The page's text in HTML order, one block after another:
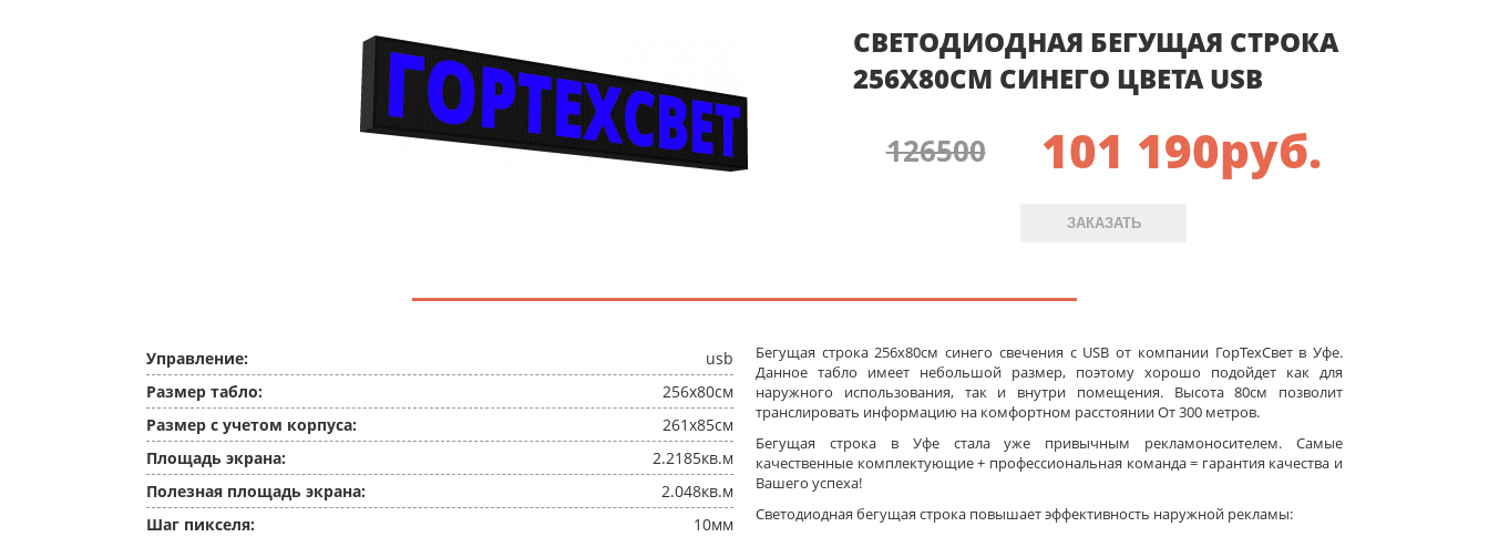
СВЕТОДИОДНАЯ БЕГУЩАЯ СТРОКА
256X80СМ СИНЕГО ЦВЕТА USB
126500 101 190руб.
ЗАКАЗАТЬ
Управление:
usb
Размер табло:
256x80см
Размер с учетом корпуса:
261x85см
Площадь экрана:
2.2185кв.м
Полезная площадь экрана:
2.048кв.м
Шаг пикселя:
10мм
Бегущая строка 256x80см синего свечения c USB от компании ГорТехСвет в Уфе.
Данное табло имеет небольшой размер, поэтому хорошо подойдет как для
наружного использования, так и внутри помещения. Высота 80см позволит
транслировать информацию на комфортном расстоянии От 300 метров.
Бегущая строка в Уфе стала уже привычным рекламоносителем. Самые
качественные комплектующие + профессиональная команда = гарантия качества и
Вашего успеха!
Светодиодная бегущая строка повышает эффективность наружной рекламы: